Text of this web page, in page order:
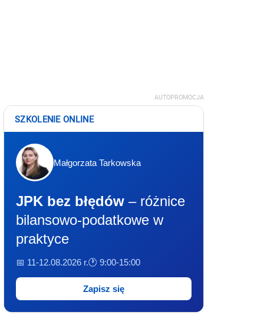
AUTOPROMOCJA
SZKOLENIE ONLINE
Małgorzata Tarkowska
JPK bez błędów – różnice
bilansowo-podatkowe w
praktyce
📅 11-12.08.2026 r.🕐 9:00-15:00
Zapisz się